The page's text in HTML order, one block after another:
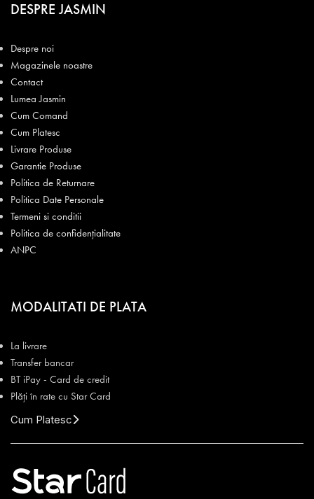
DESPRE JASMIN
Despre noi
Magazinele noastre
Contact
Lumea Jasmin
Cum Comand
Cum Platesc
Livrare Produse
Garantie Produse
Politica de Returnare
Politica Date Personale
Termeni si conditii
Politica de confidențialitate
ANPC
MODALITATI DE PLATA
La livrare
Transfer bancar
BT iPay - Card de credit
Plăți în rate cu Star Card
Cum Platesc